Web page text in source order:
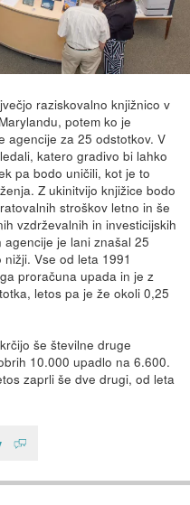
raziskovalno knjižnico v
potem ko je
agencije za 25 odstotkov. V
katero gradivo bi lahko
pa bodo uničili, kot je to
Z ukinitvijo knjižice bodo
stroškov letno in še
vzdrževalnih in investicijskih
je lani znašal 25
Vse od leta 1991
proračuna upada in je z
letos pa je že okoli 0,25
še številne druge
10.000 upadlo na 6.600.
zaprli še dve drugi, od leta